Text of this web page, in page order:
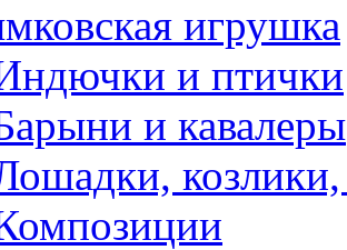
игрушка
и птички
и кавалеры